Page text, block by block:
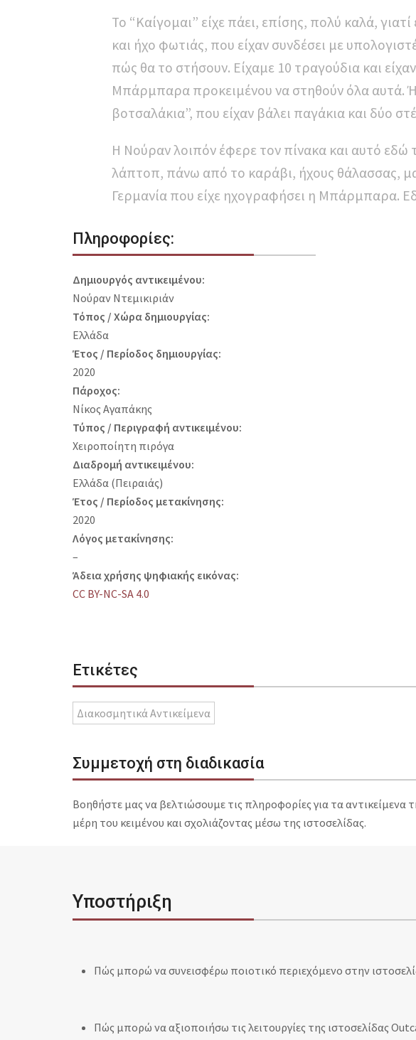
Το “Καίγομαι” είχε πάει, επίσης, πολύ καλά,
και ήχο φωτιάς, που είχαν συνδέσει με
πώς θα το στήσουν. Είχαμε 10 τραγούδια και
Μπάρμπαρα προκειμένου να στηθούν όλα αυτά.
βοτσαλάκια”, που είχαν βάλει παγάκια και δύο
Η Νούραν λοιπόν έφερε τον πίνακα και αυτό εδώ
λάπτοπ, πάνω από το καράβι, ήχους θάλασσας,
Γερμανία που είχε ηχογραφήσει η Μπάρμπαρα.
Πληροφορίες:
Δημιουργός αντικειμένου:
Νούραν Ντεμικιριάν
Τόπος / Χώρα δημιουργίας:
Ελλάδα
Έτος / Περίοδος δημιουργίας:
2020
Πάροχος:
Νίκος Αγαπάκης
Τύπος / Περιγραφή αντικειμένου:
Χειροποίητη πιρόγα
Διαδρομή αντικειμένου:
Ελλάδα (Πειραιάς)
Έτος / Περίοδος μετακίνησης:
2020
Λόγος μετακίνησης:
–
Άδεια χρήσης ψηφιακής εικόνας:
CC BY-NC-SA 4.0
Ετικέτες
Διακοσμητικά Αντικείμενα
Συμμετοχή στη διαδικασία
Βοηθήστε μας να βελτιώσουμε τις πληροφορίες για τα αντικείμενα
μέρη του κειμένου και σχολιάζοντας μέσω της ιστοσελίδας.
Υποστήριξη
Πώς μπορώ να συνεισφέρω ποιοτικό περιεχόμενο στην
Πώς μπορώ να αξιοποιήσω τις λειτουργίες της ιστοσελίδας